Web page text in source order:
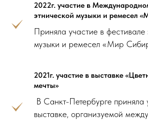
2022г. участие в
этнической музыки и ремесел
Приняла участие в фестивале
музыки и ремесел «Мир
2021г. участие в выставке
мечты»
В Санкт-Петербурге приняла
выставке, организуемой